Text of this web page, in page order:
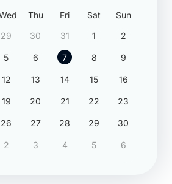
Thu Fri Sat
Sun
29 30 31 1 2
5 6 7 8 9
12 13 14 15 16
19 20 21 22 23
26 27 28 29 30
2 3 4 5 6